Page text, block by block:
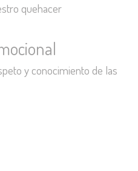
quehacer
y conocimiento de las